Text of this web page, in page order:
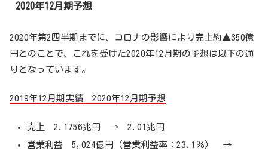
2020年12月期予想
2020年第2四半期までに、コロナの影響により売上約▲350億
円とのことで、これを受けた2020年12月期の予想は以下の通
りとなっています。
2019年12月期実績 2020年12月期予想
売上 2.1756兆円 → 2.01兆円
営業利益 5,024億円（営業利益率：23.1％） →